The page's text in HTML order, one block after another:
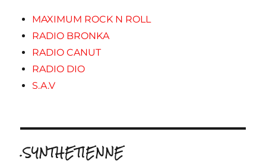
MAXIMUM ROCK N ROLL
RADIO BRONKA
RADIO CANUT
RADIO DIO
S.A.V
.SYNTHETIENNE